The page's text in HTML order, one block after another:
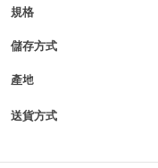
規格
儲存方式
產地
送貨方式